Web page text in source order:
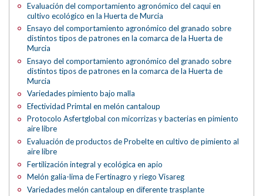
Evaluación del comportamiento agronómico del caqui en
cultivo ecológico en la Huerta de Murcia
Ensayo del comportamiento agronómico del granado sobre
distintos tipos de patrones en la comarca de la Huerta de
Murcia
Ensayo del comportamiento agronómico del granado sobre
distintos tipos de patrones en la comarca de la Huerta de
Murcia
Variedades pimiento bajo malla
Efectividad Primtal en melón cantaloup
Protocolo Asfertglobal con micorrizas y bacterias en pimiento
aire libre
Evaluación de productos de Probelte en cultivo de pimiento al
aire libre
Fertilización integral y ecológica en apio
Melón galia-lima de Fertinagro y riego Visareg
Variedades melón cantaloup en diferente trasplante